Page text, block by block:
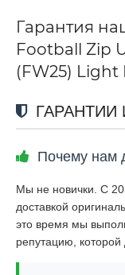
Гарантия
Football Zip
(FW25) Light
Почему нам
Мы не новички. С
доставкой
это время мы
репутацию, которой